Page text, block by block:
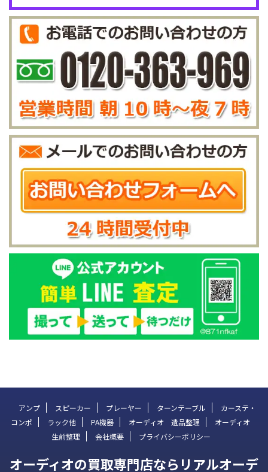
アンプ スピーカー プレーヤー ターンテーブル
カーステ・
コンポ
ラック他 PA機器 オーディオ 遺品整理
オーディオ
生前整理
会社概要 プライバシーポリシー
オーディオの買取専門店ならリアルオーデ